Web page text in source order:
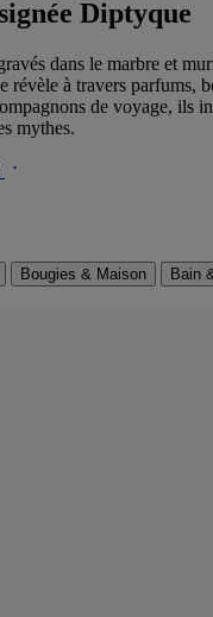
Diptyque
dans le marbre et
révèle à travers parfums,
de voyage, ils
mythes.
Bougies & Maison Bain